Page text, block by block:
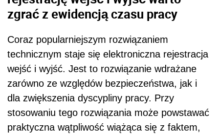
zgrać z ewidencją czasu pracy
Coraz popularniejszym rozwiązaniem
technicznym staje się elektroniczna rejestracja
wejść i wyjść. Jest to rozwiązanie wdrażane
zarówno ze względów bezpieczeństwa, jak i
dla zwiększenia dyscypliny pracy. Przy
stosowaniu tego rozwiązania może powstawać
praktyczna wątpliwość wiążąca się z faktem,